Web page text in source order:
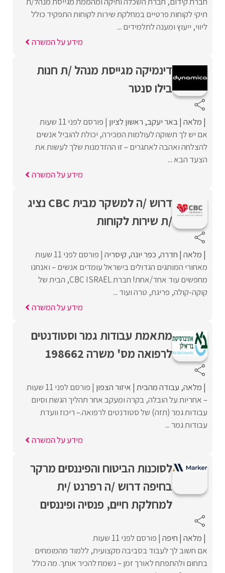
תיקי לקוחות פרטיים במחלקת שירות לקוחות התפקיד כולל
ליווי, ייעוץ ומענה לתלמידים ...
מידע על המשרה
דינמיקה מגייסת מנהל /ת חנות
בילו סנטר
מלאה באר יעקב ראשון לציון פורסם לפני 11 שעות
אם יש לך תשוקה לעולמות המכירה, יכולת להוביל אנשים
להצלחה ואהבה לאתגרים – זו ההזדמנות שלך לעשות את
הצעד הבא ...
מידע על המשרה
דרוש /ה למשקר מבית CBC נציג
/ת שירות לקוחות
מלאה חדרה כפר יונה קיסריה פורסם לפני 11 שעות
מאחורי המותגים הגדולים בישראל עומדים אנשים – ואנחנו
מחפשים עוד אחד/אחת! חברת CBC ISRAEL, הבית של
קוקה-קולה, פריגת, טרה ועוד ...
מידע על המשרה
מתאמת עבודות גמר וסטודנטים
לרפואה מס' משרה 198662
מלאה עבודה מהבית איזור הצפון פורסם לפני 11 שעות
– אחריות על הובלה, בקרה ומעקב אחר תהליך הגשת וסיום
עבודות גמר (תזה) של סטודנטים לרפואה.– ריכוז וועדת
עבודות גמר ...
מידע על המשרה
לסוכנות הביטוח והפיננסים מרקר
בחיפה דרוש /ה רפרנט /ית
למחלקת חיים, פנסיה ופיננסים
מלאה חיפה פורסם לפני 11 שעות
אם חשוב לך לעבוד בסביבה מקצועית, ללמוד מהמומחים
בתחום ולהתפתח לאורך זמן – נשמח להכיר אותך. מה כולל